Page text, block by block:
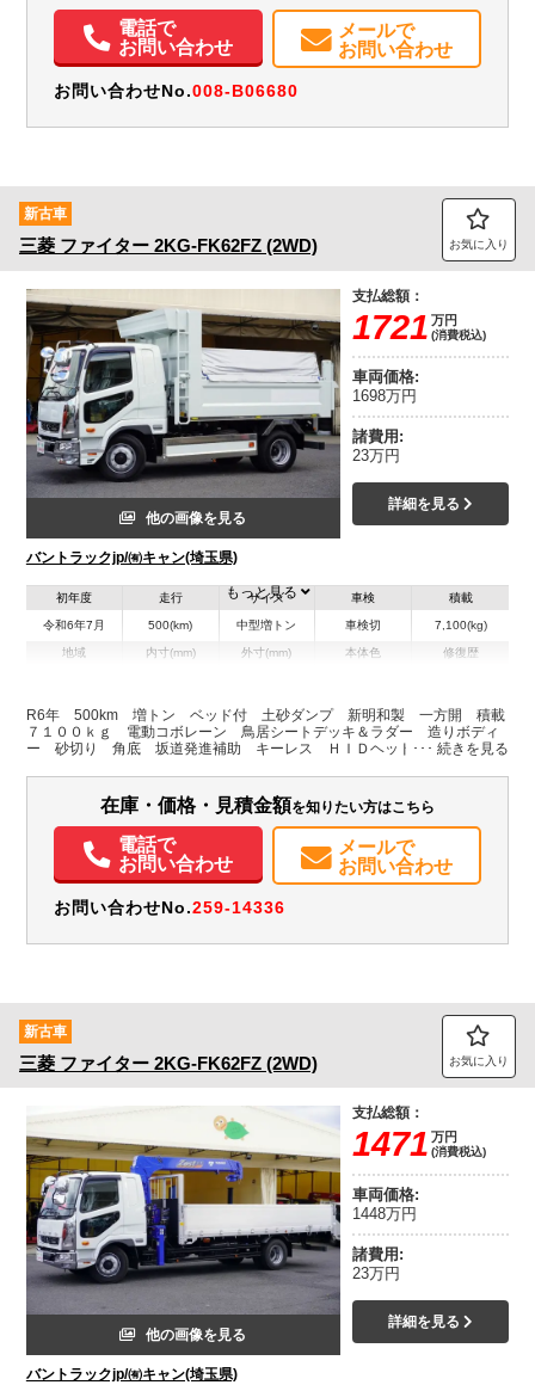
電話で
お問い合わせ
メールで
お問い合わせ
お問い合わせNo.008-B06680
新古車
三菱 ファイター 2KG-FK62FZ (2WD) お気に入り
他の画像を見る
バントラックjp/㈲キャン(埼玉県)
支払総額：
1721 万円
(消費税込)
車両価格:
1698万円
諸費用:
23万円
詳細を見る
初年度
令和6年7月
走行
500(km)
サイズ
中型増トン
車検
車検切
積載
7,100(kg)
地域 内寸(mm)
H:600
外寸(mm)
H:3,100
本体色 修復歴
装備情報
パワステ
電動格納ミラー
ETC
もっと見る
R6年 500km 増トン ベッド付 土砂ダンプ 新明和製 一方開 積載
７１００ｋｇ 電動コボレーン 鳥居シートデッキ＆ラダー 造りボディ
ー 砂切り 角底 坂道発進補助 キーレス ＨＩＤヘッドライト 衝突
在庫・価格・見積金額を知りたい方はこちら
電話で
お問い合わせ
メールで
お問い合わせ
お問い合わせNo.259-14336
新古車
三菱 ファイター 2KG-FK62FZ (2WD) お気に入り
他の画像を見る
バントラックjp/㈲キャン(埼玉県)
支払総額：
1471 万円
(消費税込)
車両価格:
1448万円
諸費用:
23万円
詳細を見る